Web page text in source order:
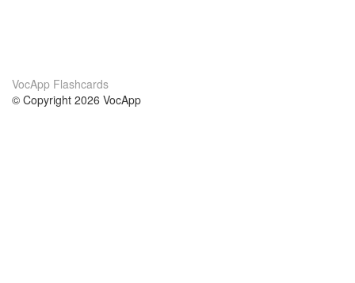
VocApp Flashcards
© Copyright 2026 VocApp